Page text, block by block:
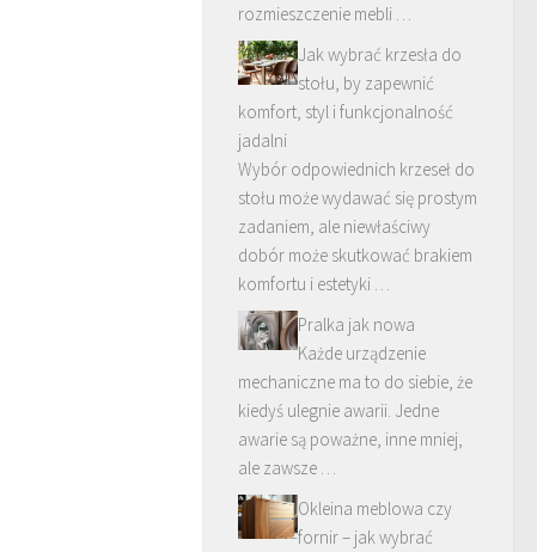
rozmieszczenie mebli …
Jak wybrać krzesła do
stołu, by zapewnić
komfort, styl i funkcjonalność
jadalni
Wybór odpowiednich krzeseł do
stołu może wydawać się prostym
zadaniem, ale niewłaściwy
dobór może skutkować brakiem
komfortu i estetyki …
Pralka jak nowa
Każde urządzenie
mechaniczne ma to do siebie, że
kiedyś ulegnie awarii. Jedne
awarie są poważne, inne mniej,
ale zawsze …
Okleina meblowa czy
fornir – jak wybrać